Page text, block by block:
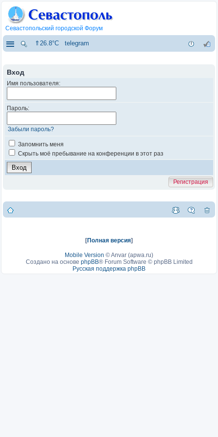
Севастопольский городской Форум
⇑26.8°C telegram
Вход
Имя пользователя:
Пароль:
Забыли пароль?
Запомнить меня
Скрыть моё пребывание на конференции в этот раз
Регистрация
[Полная версия]
Mobile Version ©Anvar (apwa.ru)
Создано на основе phpBB® Forum Software © phpBB Limited
Русская поддержка phpBB